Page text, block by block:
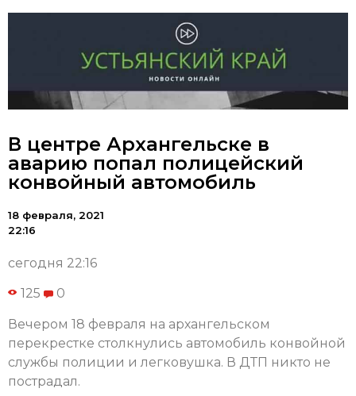
В центре Архангельске в
аварию попал полицейский
конвойный автомобиль
18 февраля, 2021
22:16
сегодня 22:16
125 0
Вечером 18 февраля на архангельском
перекрестке столкнулись автомобиль конвойной
службы полиции и легковушка. В ДТП никто не
пострадал.